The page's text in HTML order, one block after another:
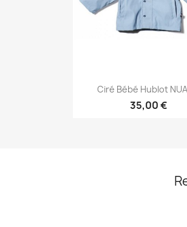
Aperçu
Ciré Bébé Hublot
35,00 €